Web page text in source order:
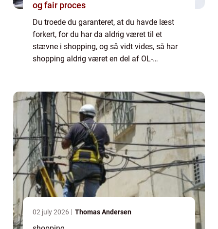
og fair proces
Du troede du garanteret, at du havde læst
forkert, for du har da aldrig været til et
stævne i shopping, og så vidt vides, så har
shopping aldrig været en del af OL-
kor...
02 july 2026 Thomas Andersen